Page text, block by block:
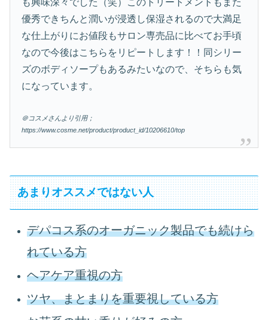
優秀できちんと潤いが浸透し保湿されるので大満足
な仕上がりにお値段もサロン専売品に比べてお手頃
なので今後はこちらをリピートします！！同シリー
ズのボディソープもあるみたいなので、そちらも気
になっています。
＠コスメさんより引用；
https://www.cosme.net/product/product_id/10206610/top
あまりオススメではない人
デパコス系のオーガニック製品でも続けら
れている方
ヘアケア重視の方
ツヤ、まとまりを重要視している方